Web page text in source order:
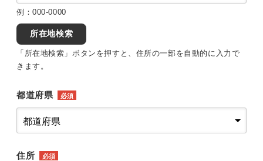
例：000-0000
所在地検索
「所在地検索」ボタンを押すと、住所の一部を自動的に入力で
きます。
都道府県 必須
住所 必須